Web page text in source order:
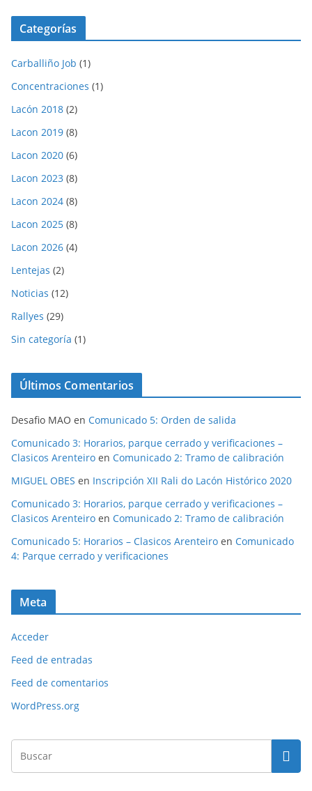
Categorías
Carballiño Job (1)
Concentraciones (1)
Lacón 2018 (2)
Lacon 2019 (8)
Lacon 2020 (6)
Lacon 2023 (8)
Lacon 2024 (8)
Lacon 2025 (8)
Lacon 2026 (4)
Lentejas (2)
Noticias (12)
Rallyes (29)
Sin categoría (1)
Últimos Comentarios
Desafio MAO en Comunicado 5: Orden de salida
Comunicado 3: Horarios, parque cerrado y verificaciones –
Clasicos Arenteiro en Comunicado 2: Tramo de calibración
MIGUEL OBES en Inscripción XII Rali do Lacón Histórico 2020
Comunicado 3: Horarios, parque cerrado y verificaciones –
Clasicos Arenteiro en Comunicado 2: Tramo de calibración
Comunicado 5: Horarios – Clasicos Arenteiro en Comunicado
4: Parque cerrado y verificaciones
Meta
Acceder
Feed de entradas
Feed de comentarios
WordPress.org